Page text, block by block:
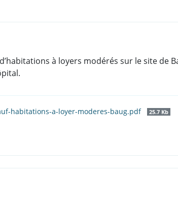
à loyers modérés sur le site de
habitations-a-loyer-moderes-baug.pdf 25.7 Kb